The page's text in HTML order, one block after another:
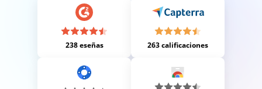
238 eseñas 263 calificaciones